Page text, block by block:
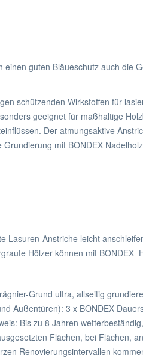
guten Bläueschutz auch die
schützenden Wirkstoffen für
geeignet für maßhaltige
Der atmungsaktive
mit BONDEX
Lasuren-Anstriche leicht
Hölzer können mit BONDEX
Grund ultra, allseitig
Außentüren): 3 x BONDEX
Bis zu 8 Jahren
Flächen, bei Flächen,
Renovierungsintervallen